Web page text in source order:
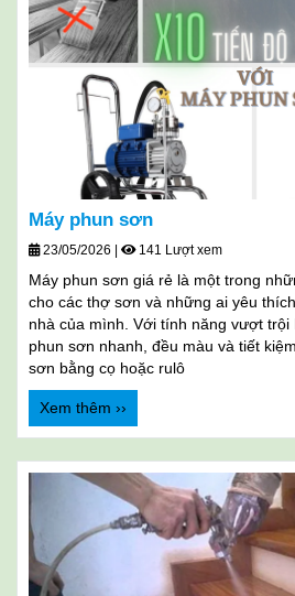
Máy phun sơn
23/05/2026 | 141 Lượt xem
Máy phun sơn giá rẻ là một trong
cho các thợ sơn và những ai yêu
nhà của mình. Với tính năng vượt trội
phun sơn nhanh, đều màu và tiết
sơn bằng cọ hoặc rulô
Xem thêm ››